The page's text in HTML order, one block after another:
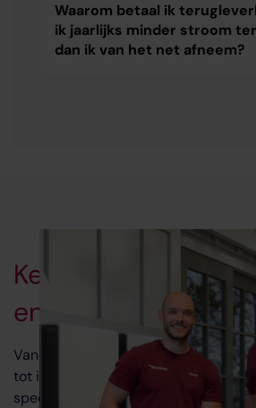
Waarom betaal ik
ik jaarlijks minder stroom
dan ik van het net afneem?
Kemkens: uw
energiespecialist
Van advies over een thuisbatterij
tot installatie, service en
specialisten regelen het voor u! Met